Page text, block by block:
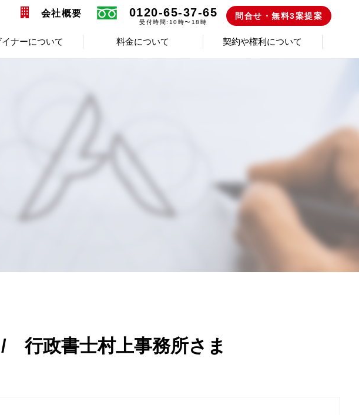
会社概要 0120-65-37-65
受付時間:10時〜18時
問合せ・無料3案提案
イナーについて 料金について 契約や権利について
政書士村上事務所さま